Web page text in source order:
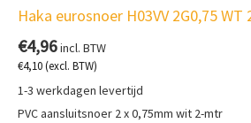
Haka eurosnoer H03VV 2G0,75 WT
€4,96incl. BTW
€4,10(excl. BTW)
1-3 werkdagen levertijd
PVC aansluitsnoer 2 x 0,75mm wit 2-mtr